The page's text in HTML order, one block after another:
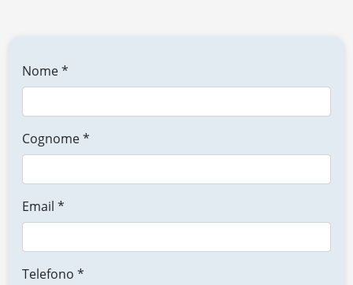
Nome *
Cognome *
Email *
Telefono *